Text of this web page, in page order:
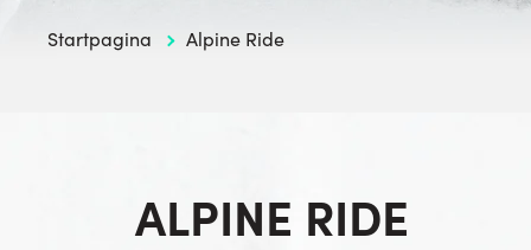
Startpagina Alpine Ride
ALPINE RIDE